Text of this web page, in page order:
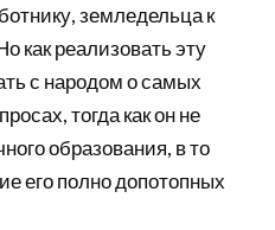
земледельца к
как реализовать эту
с народом о самых
тогда как он не
образования, в то
его полно допотопных